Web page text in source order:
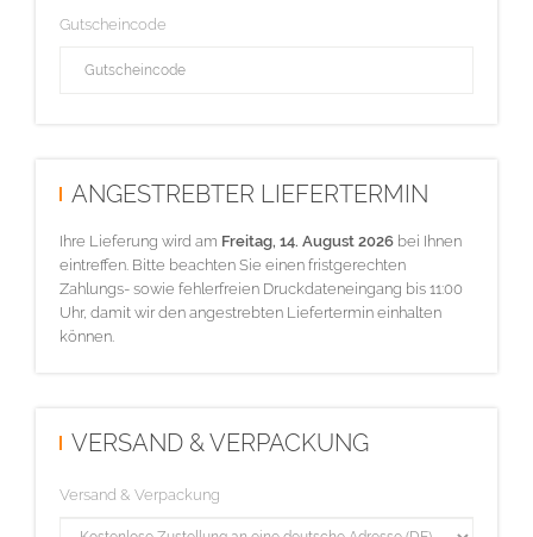
Gutscheincode
ANGESTREBTER LIEFERTERMIN
Ihre Lieferung wird am Freitag, 14. August 2026 bei Ihnen
eintreffen. Bitte beachten Sie einen fristgerechten
Zahlungs- sowie fehlerfreien Druckdateneingang bis 11:00
Uhr, damit wir den angestrebten Liefertermin einhalten
können.
VERSAND & VERPACKUNG
Versand & Verpackung